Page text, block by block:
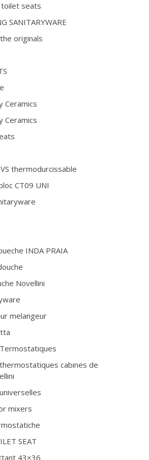
seats
SANITARYWARE
originals
Ceramics
Ceramics
thermodurcissable
CT09 UNI
INDA PRAIA
Novellini
melangeur
cabines de
mixers
SEAT
43×36